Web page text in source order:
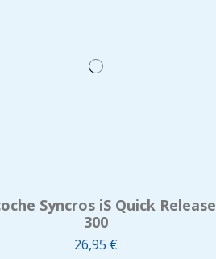
Syncros iS Quick Release
300
26,95 €